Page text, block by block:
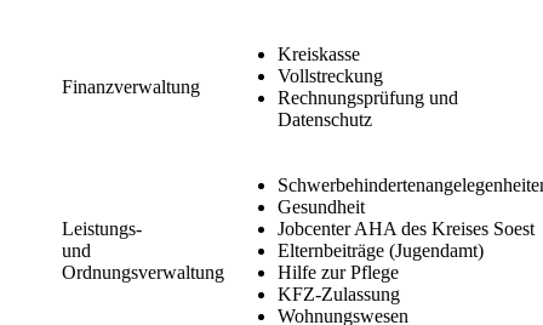
Finanzverwaltung
Kreiskasse
Vollstreckung
Rechnungsprüfung und
Datenschutz
Leistungs-
und
Ordnungsverwaltung
Gesundheit
Jobcenter AHA des Kreises Soest
Elternbeiträge (Jugendamt)
Hilfe zur Pflege
KFZ-Zulassung
Wohnungswesen